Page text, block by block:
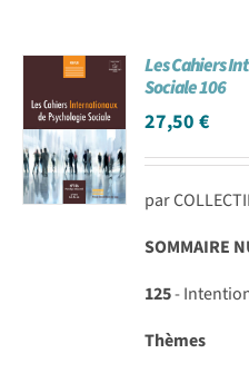
Les Cahiers
Sociale 106
27,50€
par
SOMMAIRE
125-
Thèmes